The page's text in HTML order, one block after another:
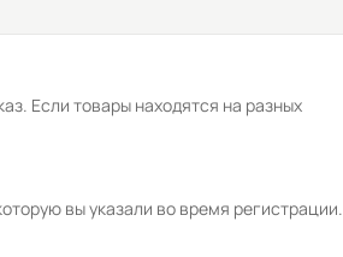
Если товары находятся на разных
вы указали во время регистрации.